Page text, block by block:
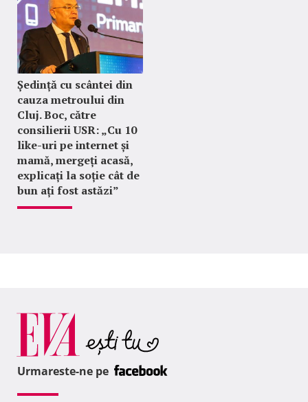
Ședință cu scântei din
cauza metroului din
Cluj. Boc, către
consilierii USR: „Cu 10
like-uri pe internet și
mamă, mergeți acasă,
explicați la soție cât de
bun ați fost astăzi”
Urmareste-ne pe